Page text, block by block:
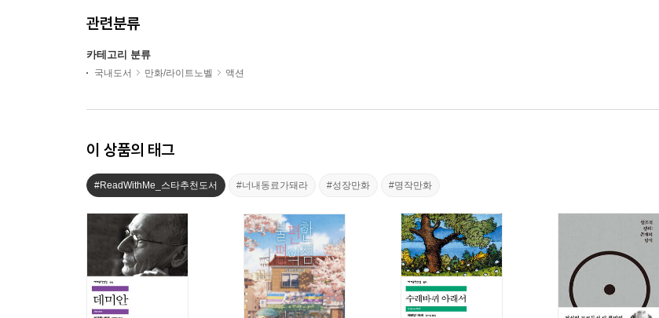
관련분류
카테고리 분류
국내도서 만화/라이트노벨 액션
이 상품의 태그
#ReadWithMe_스타추천도서 #너내동료가돼라 #성장만화 #명작만화